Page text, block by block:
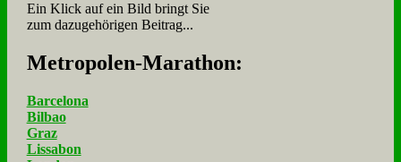
Ein Klick auf ein Bild bringt Sie
zum dazugehörigen Beitrag...
Me­tro­po­len-Ma­ra­thon:
Barcelona
Bilbao
Graz
Lissabon